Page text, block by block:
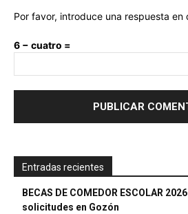
Por favor, introduce una respuesta en
6 − cuatro =
Entradas recientes
BECAS DE COMEDOR ESCOLAR
solicitudes en Gozón